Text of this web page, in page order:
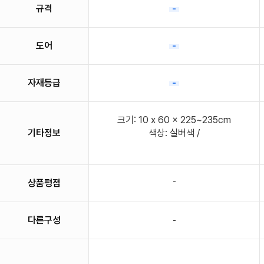
규격 -
도어 -
자재등급 -
기타정보
크기: 10 x 60 x 225~235cm
색상: 실버색 /
상품평점 -
다른구성 -